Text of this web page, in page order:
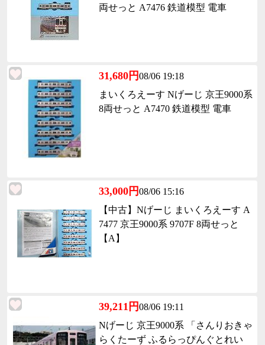
両せっと A7476 鉄道模型 電車
31,680円08/06 19:18
まいくろえーす Nげーじ 京王9000系
8両せっと A7470 鉄道模型 電車
33,000円08/06 15:16
【中古】Nげーじ まいくろえーす A
7477 京王9000系 9707F 8両せっと
【A】
39,211円08/06 19:11
Nげーじ 京王9000系 「さんりおきゃ
らくたーず ふるらっぴんぐとれい